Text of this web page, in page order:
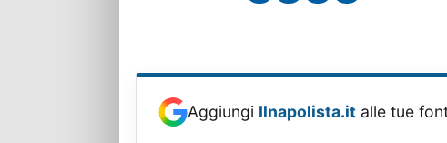
Aggiungi Ilnapolista.it alle tue